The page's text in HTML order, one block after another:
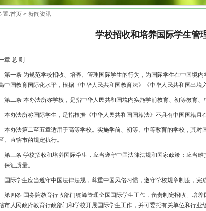
置:首页 > 新闻资讯
学校招收和培养国际学生管
章 总 则
一条 为规范学校招收、培养、管理国际学生的行为，为国际学生在中国境内
中国教育国际化水平，根据《中华人民共和国教育法》《中华人民共和国出境
二条 本办法所称学校，是指中华人民共和国境内实施学前教育、初等教育、
办法所称国际学生，是指根据《中华人民共和国国籍法》不具有中国国籍且在
办法第二至五章适用于高等学校。实施学前、初等、中等教育的学校，其对
、直辖市的规定执行。
三条 学校招收和培养国际学生，应当遵守中国法律法规和国家政策；应当维
保证质量。
际学生应当遵守中国法律法规，尊重中国风俗习惯，遵守学校规章制度，完成
四条 国务院教育行政部门统筹管理全国国际学生工作，负责制定招收、培养
市人民政府教育行政部门和学校开展国际学生工作，并可委托有关单位和行业